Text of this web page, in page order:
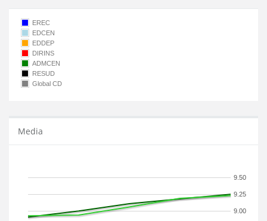
EREC
EDCEN
EDDEP
DIRINS
ADMCEN
RESUD
Global CD
Media
9.00
9.25
9.50